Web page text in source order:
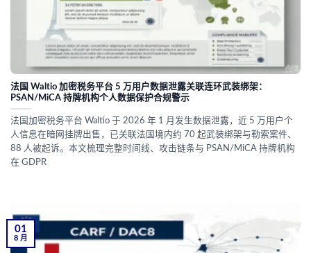
法国 Waltio 加密税务平台 5 万用户数据泄露关联连环武装绑架：
PSAN/MiCA 持牌机构个人数据保护合规警示
法国加密税务平台 Waltio 于 2026 年 1 月发生数据泄露，近 5 万用户个
人信息在暗网挂牌出售，已关联法国境内约 70 起武装绑架与勒索案件、
88 人被起诉。本文梳理完整时间线、攻击链条与 PSAN/MiCA 持牌机构
在 GDPR
01
8 月